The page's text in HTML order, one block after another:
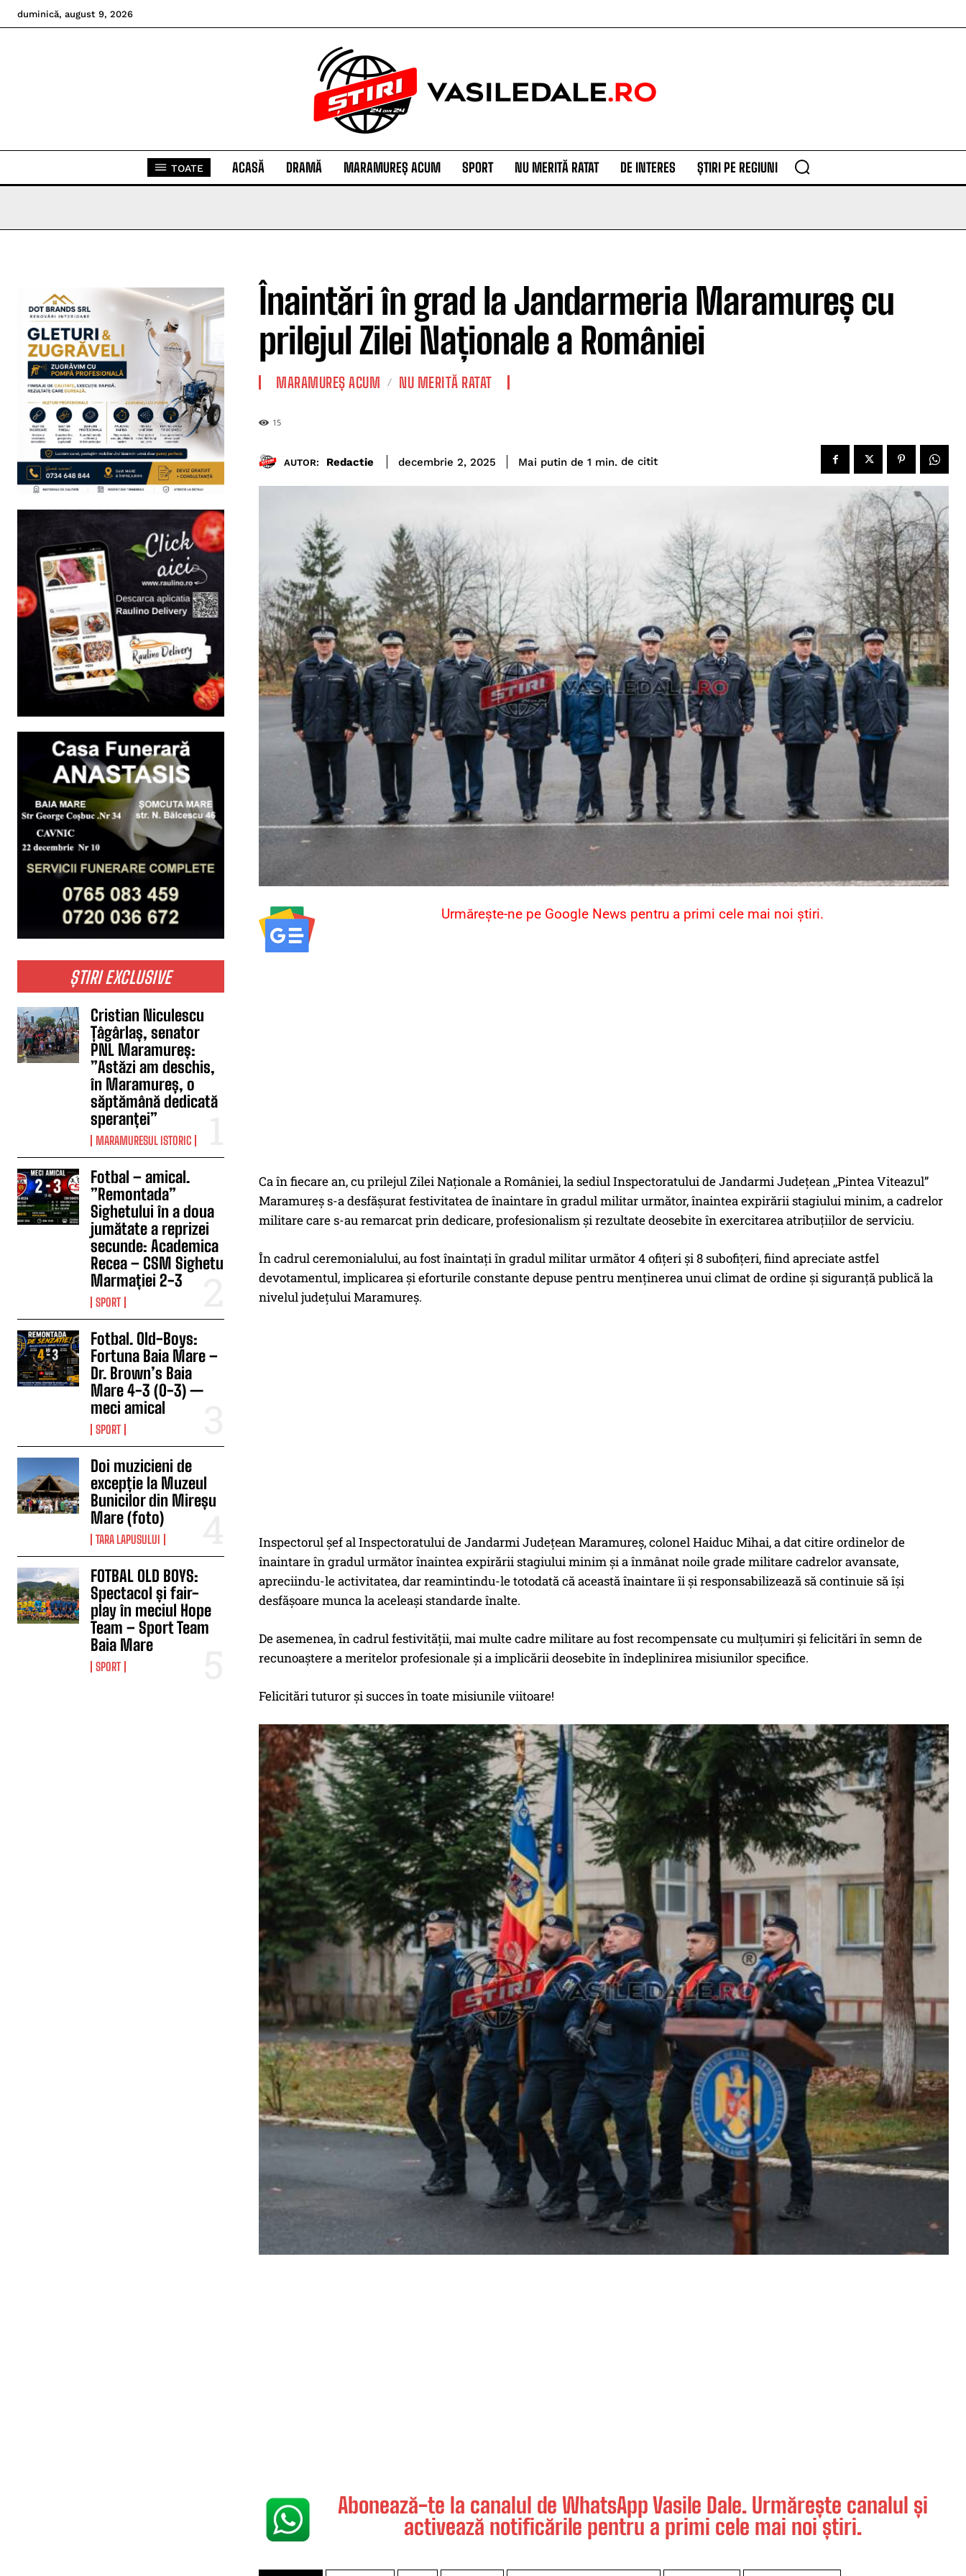
duminică, august 9, 2026
TOATE ACASĂ DRAMĂ MARAMUREȘ ACUM SPORT NU MERITĂ RATAT DE INTERES ȘTIRI PE REGIUNI
ȘTIRI EXCLUSIVE
Cristian Niculescu
Țâgârlaș, senator
PNL Maramureș:
”Astăzi am deschis,
în Maramureș, o
săptămână dedicată
speranței”
MARAMURESUL ISTORIC
Fotbal – amical.
”Remontada”
Sighetului în a doua
jumătate a reprizei
secunde: Academica
Recea – CSM Sighetu
Marmației 2-3
SPORT
Fotbal. Old-Boys:
Fortuna Baia Mare –
Dr. Brown’s Baia
Mare 4-3 (0-3) —
meci amical
SPORT
Doi muzicieni de
excepție la Muzeul
Bunicilor din Mireșu
Mare (foto)
TARA LAPUSULUI
FOTBAL OLD BOYS:
Spectacol și fair-
play în meciul Hope
Team – Sport Team
Baia Mare
SPORT
Înaintări în grad la Jandarmeria Maramureș cu
prilejul Zilei Naționale a României
MARAMUREȘ ACUM NU MERITĂ RATAT
15
AUTOR: Redactie decembrie 2, 2025 Mai putin de 1 min. de citit
Urmărește-ne pe Google News pentru a primi cele mai noi știri.
Ca în fiecare an, cu prilejul Zilei Naționale a României, la sediul Inspectoratului de Jandarmi Județean ,,Pintea Viteazul”
Maramureș s-a desfășurat festivitatea de înaintare în gradul militar următor, înaintea expirării stagiului minim, a cadrelor
militare care s-au remarcat prin dedicare, profesionalism și rezultate deosebite în exercitarea atribuțiilor de serviciu.
În cadrul ceremonialului, au fost înaintați în gradul militar următor 4 ofițeri și 8 subofițeri, fiind apreciate astfel
devotamentul, implicarea și eforturile constante depuse pentru menținerea unui climat de ordine și siguranță publică la
nivelul județului Maramureș.
Inspectorul șef al Inspectoratului de Jandarmi Județean Maramureș, colonel Haiduc Mihai, a dat citire ordinelor de
înaintare în gradul următor înaintea expirării stagiului minim și a înmânat noile grade militare cadrelor avansate,
apreciindu-le activitatea, dar reamintindu-le totodată că această înaintare îi și responsabilizează să continuie să își
desfășoare munca la aceleași standarde înalte.
De asemenea, în cadrul festivității, mai multe cadre militare au fost recompensate cu mulțumiri și felicitări în semn de
recunoaștere a meritelor profesionale și a implicării deosebite în îndeplinirea misiunilor specifice.
Felicitări tuturor și succes în toate misiunile viitoare!
Abonează-te la canalul de WhatsApp Vasile Dale. Urmărește canalul și
activează notificările pentru a primi cele mai noi știri.